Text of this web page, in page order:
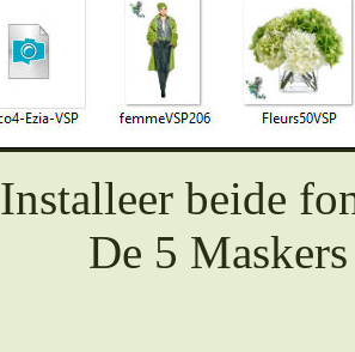
Installeer beide
De 5